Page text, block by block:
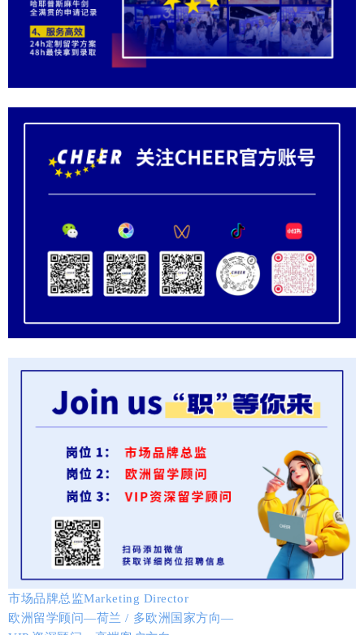
市场品牌总监Marketing Director
欧洲留学顾问—荷兰 / 多欧洲国家方向—